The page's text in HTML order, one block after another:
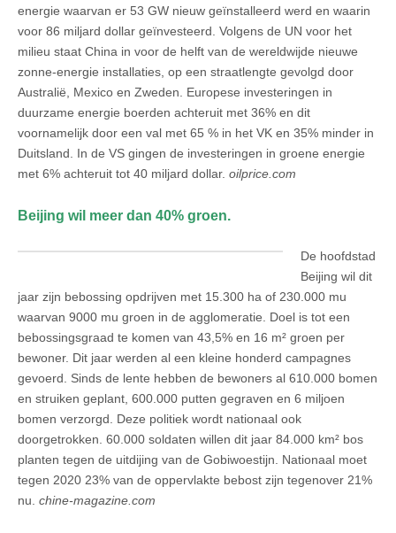
energie waarvan er 53 GW nieuw geïnstalleerd werd en waarin
voor 86 miljard dollar geïnvesteerd. Volgens de UN voor het
milieu staat China in voor de helft van de wereldwijde nieuwe
zonne-energie installaties, op een straatlengte gevolgd door
Australië, Mexico en Zweden. Europese investeringen in
duurzame energie boerden achteruit met 36% en dit
voornamelijk door een val met 65 % in het VK en 35% minder in
Duitsland. In de VS gingen de investeringen in groene energie
met 6% achteruit tot 40 miljard dollar. oilprice.com
Beijing wil meer dan 40% groen.
De hoofdstad
Beijing wil dit
jaar zijn bebossing opdrijven met 15.300 ha of 230.000 mu
waarvan 9000 mu groen in de agglomeratie. Doel is tot een
bebossingsgraad te komen van 43,5% en 16 m² groen per
bewoner. Dit jaar werden al een kleine honderd campagnes
gevoerd. Sinds de lente hebben de bewoners al 610.000 bomen
en struiken geplant, 600.000 putten gegraven en 6 miljoen
bomen verzorgd. Deze politiek wordt nationaal ook
doorgetrokken. 60.000 soldaten willen dit jaar 84.000 km² bos
planten tegen de uitdijing van de Gobiwoestijn. Nationaal moet
tegen 2020 23% van de oppervlakte bebost zijn tegenover 21%
nu. chine-magazine.com